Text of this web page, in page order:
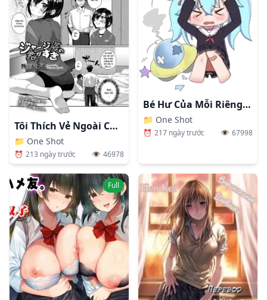
Tôi Thích Vẻ Ngoài Của Bạn Khi Mặc Áo Đấu
📁 One Shot
⏰ 213 ngày trước 👁️ 46978
Bé Hư Của Mỗi Riêng Thầy Mà Thôi.
📁 One Shot
⏰ 217 ngày trước 👁️ 67998
Full